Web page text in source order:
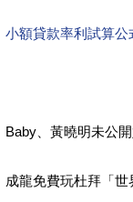
小額貸款率利試算公
Baby、黃曉明未公
成龍免費玩杜拜「